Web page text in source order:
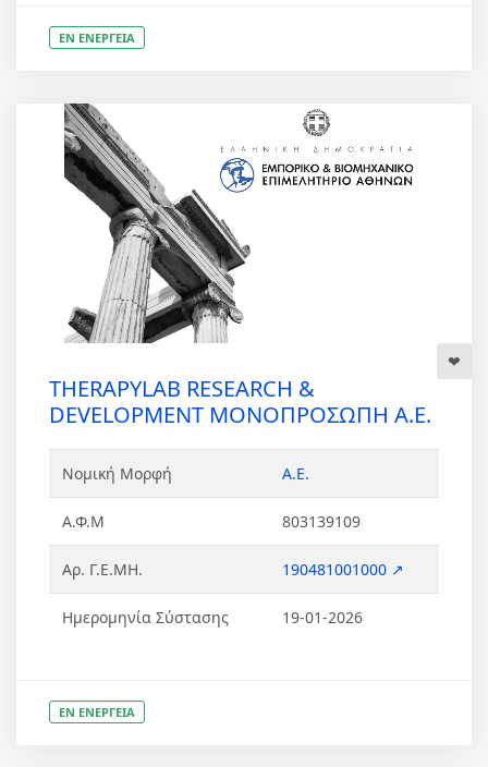
ΕΝ ΕΝΕΡΓΕΙΑ
THERAPYLAB RESEARCH &
DEVELOPMENT ΜΟΝΟΠΡΟΣΩΠΗ Α.Ε.
Νομική Μορφή Α.Ε.
Α.Φ.Μ 803139109
Αρ. Γ.Ε.ΜΗ. 190481001000 ↗
Ημερομηνία Σύστασης 19-01-2026
ΕΝ ΕΝΕΡΓΕΙΑ